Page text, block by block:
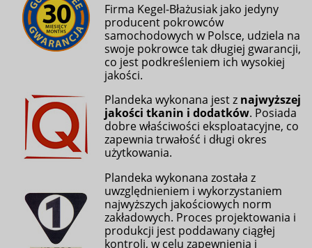
Firma Kegel-Błażusiak jako jedyny
producent pokrowców
samochodowych w Polsce, udziela na
swoje pokrowce tak długiej gwarancji,
co jest podkreśleniem ich wysokiej
jakości.
Plandeka wykonana jest z najwyższej
jakości tkanin i dodatków. Posiada
dobre właściwości eksploatacyjne, co
zapewnia trwałość i długi okres
użytkowania.
Plandeka wykonana została z
uwzględnieniem i wykorzystaniem
najwyższych jakościowych norm
zakładowych. Proces projektowania i
produkcji jest poddawany ciągłej
kontroli, w celu zapewnienia i